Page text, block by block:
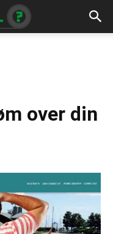
over din